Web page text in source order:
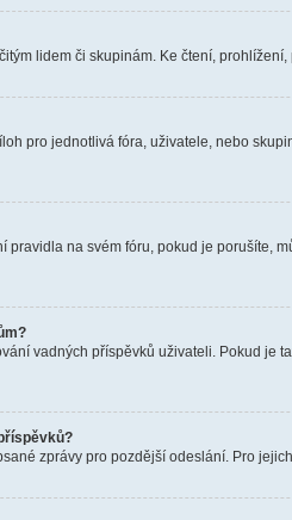
lidem či skupinám. Ke čtení,
pro jednotlivá fóra, uživatele, nebo
pravidla na svém fóru, pokud je porušíte,
vadných příspěvků uživateli. Pokud je
zprávy pro pozdější odeslání. Pro